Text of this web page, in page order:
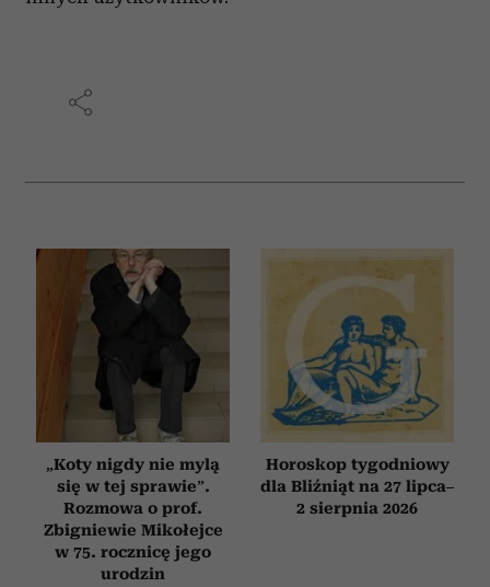
„Koty nigdy nie mylą
się w tej sprawie”.
Rozmowa o prof.
Zbigniewie Mikołejce
w 75. rocznicę jego
urodzin
Horoskop tygodniowy
dla Bliźniąt na 27 lipca–
2 sierpnia 2026